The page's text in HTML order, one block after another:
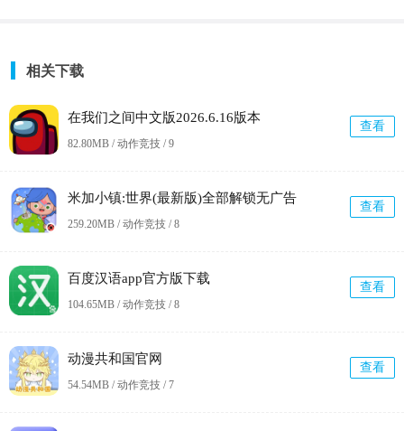
相关下载
在我们之间中文版2026.6.16版本
82.80MB / 动作竞技 /9
查看
米加小镇:世界(最新版)全部解锁无广告
259.20MB / 动作竞技 /8
查看
百度汉语app官方版下载
104.65MB / 动作竞技 /8
查看
动漫共和国官网
54.54MB / 动作竞技 /7
查看